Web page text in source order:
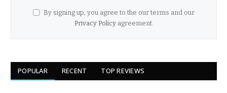
By signing up, you agree to the our terms and our
Privacy Policyagreement.
POPULAR RECENT TOP REVIEWS